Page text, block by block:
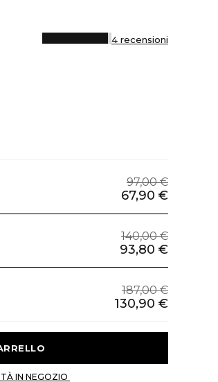
4 recensioni
97,00 €
67,90 €
140,00 €
93,80 €
187,00 €
130,90 €